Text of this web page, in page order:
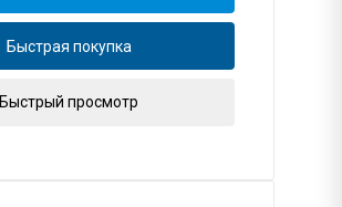
Быстрая покупка
Быстрый просмотр